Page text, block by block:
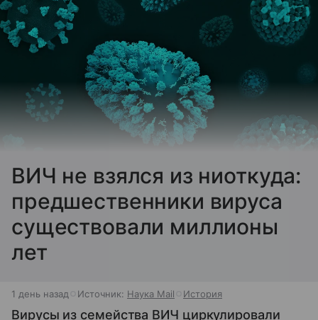
ВИЧ не взялся из ниоткуда:
предшественники вируса
существовали миллионы
лет
1 день назад Источник: Наука Mail История
Вирусы из семейства ВИЧ циркулировали